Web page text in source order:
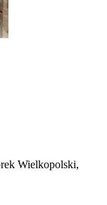
Wielkopolski,